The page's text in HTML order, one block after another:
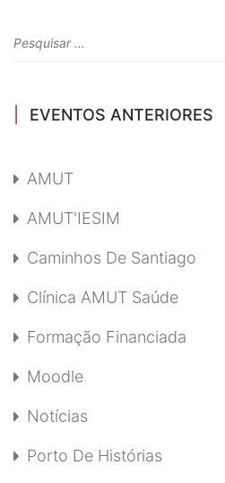
EVENTOS ANTERIORES
AMUT
AMUT'IESIM
Caminhos De Santiago
Clínica AMUT Saúde
Formação Financiada
Moodle
Notícias
Porto De Histórias